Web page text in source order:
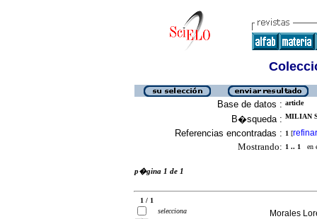
Base de datos : article
B�squeda : MILIAN
Referencias encontradas : 1 [refinar
Mostrando: 1 .. 1 en
p�gina 1 de 1
1 / 1
selecciona
Morales